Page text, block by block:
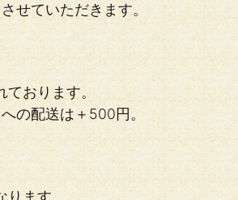
せていただきます。
ております。
の配送は＋500円。